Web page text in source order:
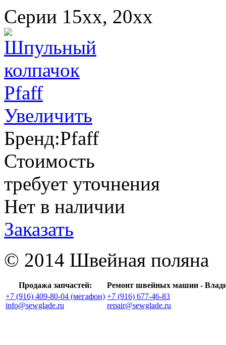
Серии 15хх, 20хх
Увеличить
Бренд:Pfaff
Стоимость
требует уточнения
Нет в наличии
Заказать
© 2014 Швейная поляна
Продажа запчастей:
Ремонт швейных машин -
+7 (916) 409-80-04 (мегафон)
info@sewglade.ru
+7 (916) 677-46-83
repair@sewglade.ru